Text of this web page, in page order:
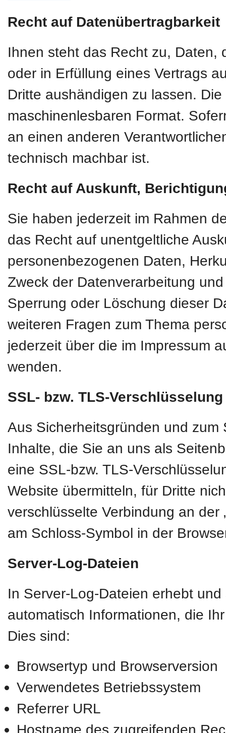
Recht auf Datenübertragbarkeit
Ihnen steht das Recht zu, Daten,
oder in Erfüllung eines Vertrags
Dritte aushändigen zu lassen.
maschinenlesbaren Format.
an einen anderen
technisch machbar ist.
Recht auf Auskunft,
Sie haben jederzeit im Rahmen
das Recht auf unentgeltliche
personenbezogenen Daten,
Zweck der Datenverarbeitung
Sperrung oder Löschung dieser
weiteren Fragen zum Thema
jederzeit über die im Impressum
wenden.
SSL- bzw. TLS-Verschlüsselung
Aus Sicherheitsgründen und
Inhalte, die Sie an uns als
eine SSL-bzw. TLS-
Website übermitteln, für Dritte
verschlüsselte Verbindung an der
am Schloss-Symbol in der
Server-Log-Dateien
In Server-Log-Dateien erhebt
automatisch Informationen, die
Dies sind:
Browsertyp und Browserversion
Verwendetes Betriebssystem
Referrer URL
Hostname des zugreifenden